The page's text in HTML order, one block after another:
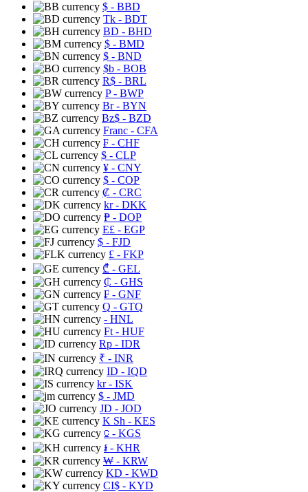
$ - BBD
Tk - BDT
BD - BHD
$ - BMD
$ - BND
$b - BOB
R$ - BRL
P- BWP
Br- BYN
Bz$ - BZD
Franc - CFA
₣ - CHF
$ - CLP
¥ - CNY
$ - COP
₡ - CRC
kr- DKK
₱ - DOP
E£ - EGP
$ - FJD
£ - FKP
₾ - GEL
₵ - GHS
₣ - GNF
Q - GTQ
- HNL
Ft - HUF
Rp - IDR
₹ - INR
ID - IQD
kr- ISK
$ - JMD
JD - JOD
K Sh - KES
⃀ - KGS
៛ - KHR
₩ - KRW
KD - KWD
CI$ - KYD